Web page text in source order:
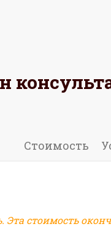
Стоимость
ОСТАВЬТЕ
стоимость